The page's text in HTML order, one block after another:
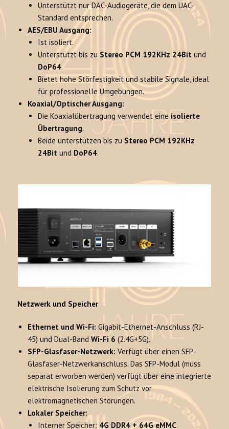
Unterstützt nur DAC-Audiogeräte, die dem UAC-
Standard entsprechen.
AES/EBU Ausgang:
Ist isoliert.
Unterstützt bis zu Stereo PCM 192KHz 24Bit und
DoP64.
Bietet hohe Störfestigkeit und stabile Signale, ideal
für professionelle Umgebungen.
Koaxial/Optischer Ausgang:
Die Koaxialübertragung verwendet eine isolierte
Übertragung.
Beide unterstützen bis zu Stereo PCM 192KHz
24Bit und DoP64.
Netzwerk und Speicher
Ethernet und Wi-Fi: Gigabit-Ethernet-Anschluss (RJ-
45) und Dual-BandWi-Fi 6 (2.4G+5G).
SFP-Glasfaser-Netzwerk: Verfügt über einen SFP-
Glasfaser-Netzwerkanschluss. Das SFP-Modul (muss
separat erworben werden) verfügt über eine integrierte
elektrische Isolierung zum Schutz vor
elektromagnetischen Störungen.
Lokaler Speicher:
Interner Speicher: 4G DDR4 + 64G eMMC.